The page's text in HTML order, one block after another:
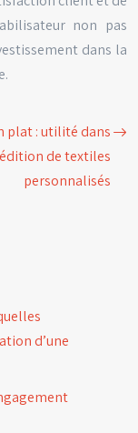
non pas
dans la
plat : utilité dans
de textiles
personnalisés
d’une